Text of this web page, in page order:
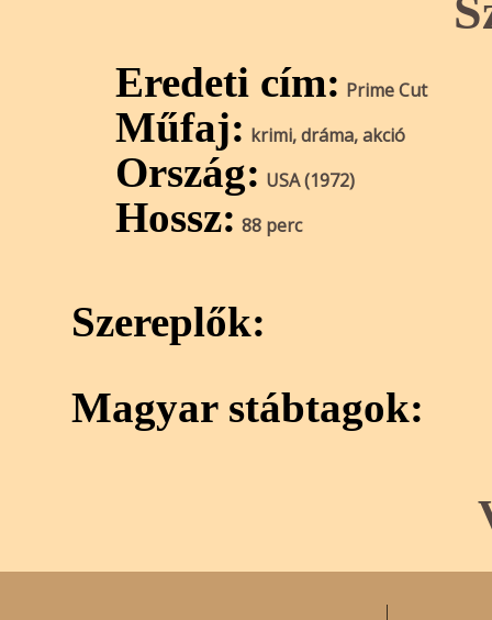
Eredeti cím: Prime Cut
Műfaj: krimi, dráma, akció
Ország: USA (1972)
Hossz: 88 perc
Szereplők:
Magyar stábtagok: